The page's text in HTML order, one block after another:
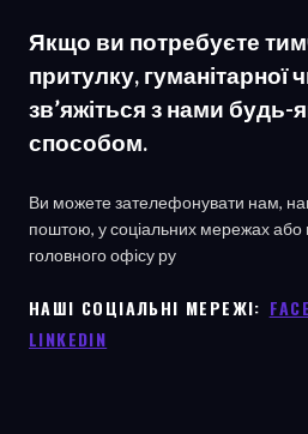
Якщо ви потребуєте
притулку, гуманітарної
зв’яжіться з нами
способом.
Ви можете зателефонувати нам,
поштою, у соціальних мережах
головного офісу ру
НАШІ СОЦІАЛЬНІ МЕРЕЖІ: ㅤ
LINKEDIN